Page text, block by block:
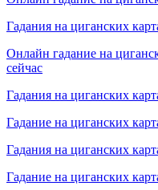
Гадания на циганских
Онлайн гадание на
сейчас
Гадания на циганских
Гадание на циганских
Гадания на циганских
Гадание на циганских